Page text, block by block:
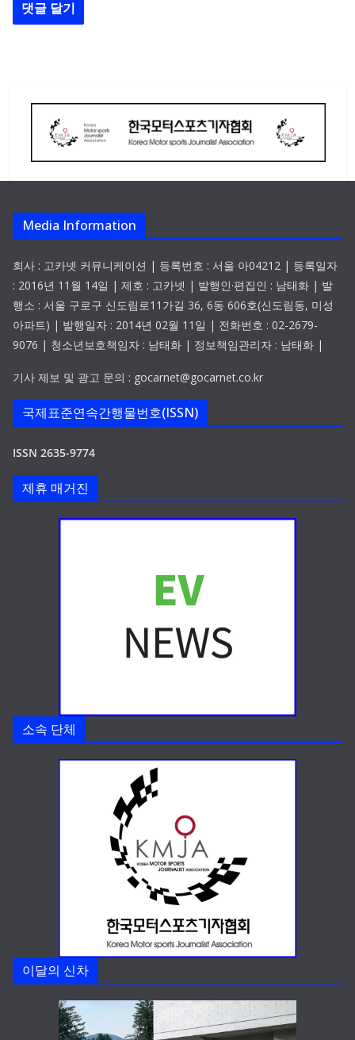
Media Information
회사 : 고카넷 커뮤니케이션 | 등록번호 : 서울 아04212 | 등록일자
: 2016년 11월 14일 | 제호 : 고카넷 | 발행인·편집인 : 남태화 | 발
행소 : 서울 구로구 신도림로11가길 36, 6동 606호(신도림동, 미성
아파트) | 발행일자 : 2014년 02월 11일 | 전화번호 : 02-2679-
9076 | 청소년보호책임자 : 남태화 | 정보책임관리자 : 남태화 |
기사 제보 및 광고 문의 : gocarnet@gocarnet.co.kr
국제표준연속간행물번호(ISSN)
ISSN 2635-9774
제휴 매거진
소속 단체
이달의 신차